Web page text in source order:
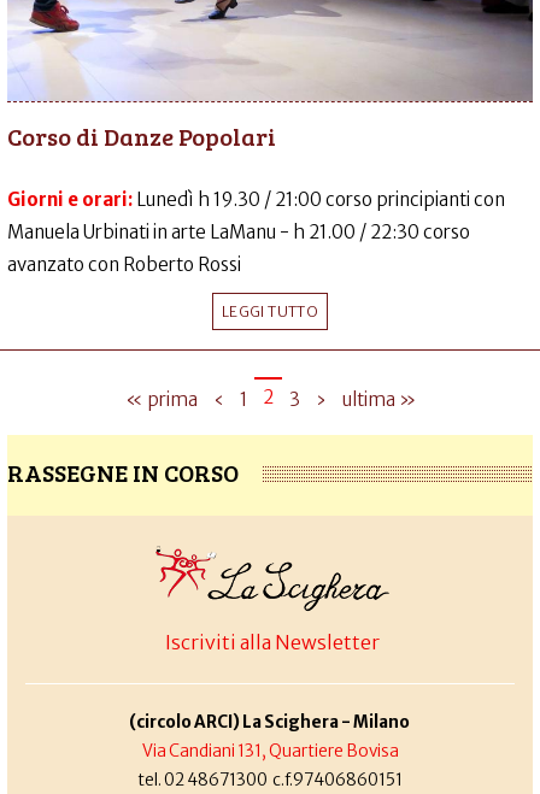
Corso di Danze Popolari
Giorni e orari: Lunedì h 19.30 / 21:00 corso principianti con
Manuela Urbinati in arte LaManu - h 21.00 / 22:30 corso
avanzato con Roberto Rossi
LEGGI TUTTO
« prima ‹ 1 2 3 › ultima »
RASSEGNE IN CORSO
Iscriviti alla Newsletter
(circolo ARCI) La Scighera - Milano
Via Candiani 131, Quartiere Bovisa
tel. 02 48671300 c.f.97406860151